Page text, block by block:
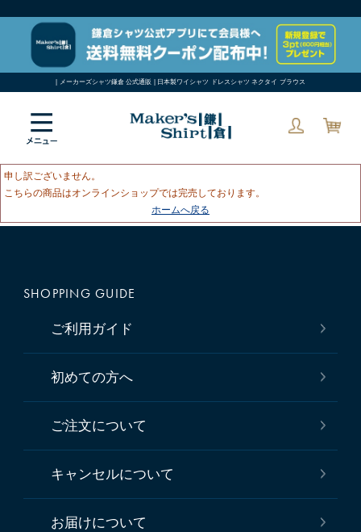
| メーカーズシャツ鎌倉 公式通販 | 日本製ワイシャツ ドレスシャツ ネクタイ ブラウス
申し訳ございません。
こちらの商品はオンラインショップでは完売しております。
ホームへ戻る
SHOPPING GUIDE
ご利用ガイド
初めての方へ
ご注文について
キャンセルについて
お届けについて